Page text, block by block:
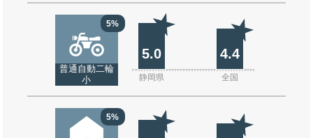
5%
普通自動二輪
小
5.0 4.4
静岡県 全国
5%